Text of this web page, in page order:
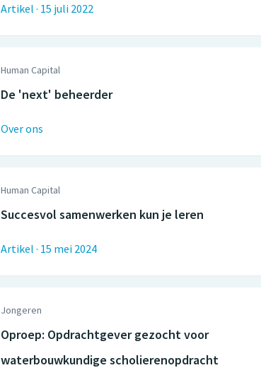
Artikel · 15 juli 2022
De 'next' beheerder
Human Capital
Over ons
Succesvol samenwerken kun je leren
Human Capital
Artikel · 15 mei 2024
Oproep: Opdrachtgever gezocht voor
waterbouwkundige scholierenopdracht
Jongeren